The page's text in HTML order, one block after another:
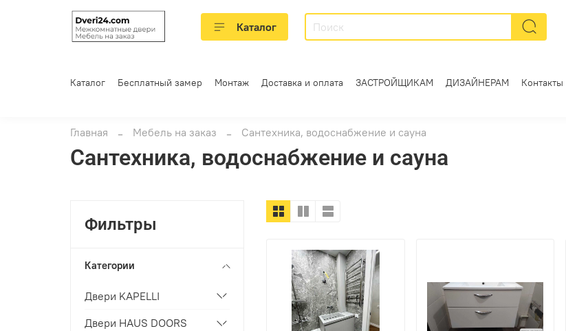
Каталог
Каталог Бесплатный замер Монтаж Доставка и оплата ЗАСТРОЙЩИКАМ ДИЗАЙНЕРАМ Контакты
Главная Мебель на заказ Сантехника, водоснабжение и сауна
Сантехника, водоснабжение и сауна
Фильтры
Категории
Двери KAPELLI
Двери HAUS DOORS